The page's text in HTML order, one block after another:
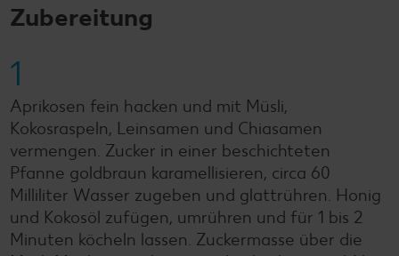
Zubereitung
1
Aprikosen fein hacken und mit Müsli,
Kokosraspeln, Leinsamen und Chiasamen
vermengen. Zucker in einer beschichteten
Pfanne goldbraun karamellisieren, circa 60
Milliliter Wasser zugeben und glattrühren. Honig
und Kokosöl zufügen, umrühren und für 1 bis 2
Minuten köcheln lassen. Zuckermasse über die